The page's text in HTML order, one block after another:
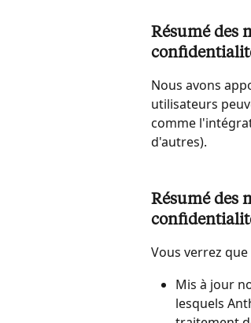
Résumé des
Nous avons
utilisateurs
comme
d'autres).
Résumé des
Vous verrez
Mis à jour
lesquels